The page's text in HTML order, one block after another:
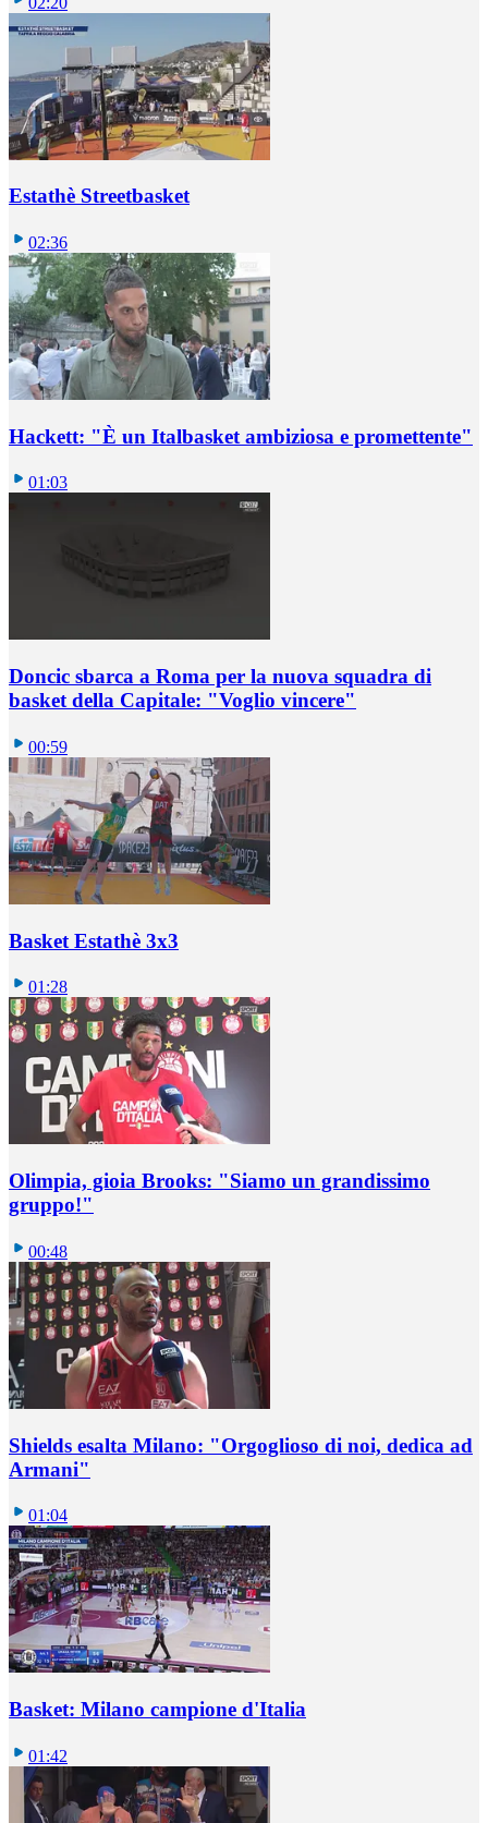
Estathè Streetbasket
02:36
Hackett: "È un Italbasket ambiziosa e promettente"
01:03
Doncic sbarca a Roma per la nuova squadra di
basket della Capitale: "Voglio vincere"
00:59
Basket Estathè 3x3
01:28
Olimpia, gioia Brooks: "Siamo un grandissimo
gruppo!"
00:48
Shields esalta Milano: "Orgoglioso di noi, dedica ad
Armani"
01:04
Basket: Milano campione d'Italia
01:42